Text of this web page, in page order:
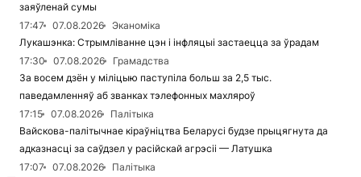
заяўленай сумы
17:47
07.08.2026
Эканоміка
Лукашэнка: Стрымліванне цэн і інфляцыі застаецца за ўрадам
17:30
07.08.2026
Грамадства
За восем дзён у міліцыю паступіла больш за 2,5 тыс.
паведамленняў аб званках тэлефонных махляроў
17:15
07.08.2026
Палітыка
Вайскова-палітычнае кіраўніцтва Беларусі будзе прыцягнута да
адказнасці за саўдзел у расійскай агрэсіі — Латушка
17:07
07.08.2026
Палітыка